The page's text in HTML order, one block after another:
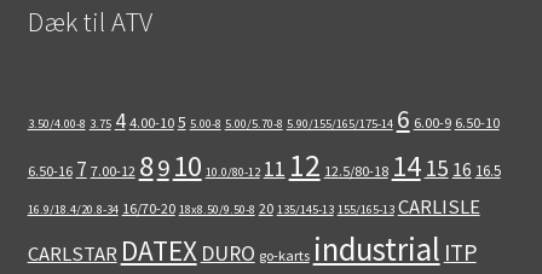
Dæk til ATV
3.50/4.00-8 3.75 4 4.00-10 5 5.00-8 5.00/5.70-8 5.90/155/165/175-14 6 6.00-9 6.50-10
6.50-16 7 7.00-12 89 10 10.0/80-12 11 12 12.5/80-18 14 15 16 16.5
16.9/18.4/20.8-34 16/70-20 18x8.50/9.50-8 20 135/145-13 155/165-13 CARLISLE
CARLSTAR DATEX DURO go-karts industrial ITP